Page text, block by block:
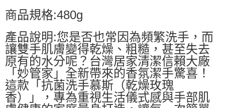
商品規格:480g
產品說明:您是否也常因為頻繁洗手，而
讓雙手肌膚變得乾燥、粗糙，甚至失去
原有的水分呢？台灣居家清潔信賴大廠
「妙管家」全新帶來的香氛潔手驚喜！
這款「抗菌洗手慕斯（乾燥玫瑰
香）」，專為重視生活儀式感與手部肌